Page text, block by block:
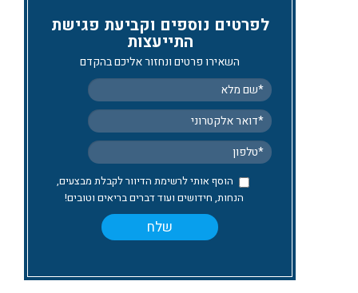
לפרטים נוספים וקביעת פגישת
התייעצות
השאירו פרטים ונחזור אליכם בהקדם
הוסף אותי לרשימת הדיוור לקבלת מבצעים,
הנחות, חידושים ועוד דברים בריאים וטובים!